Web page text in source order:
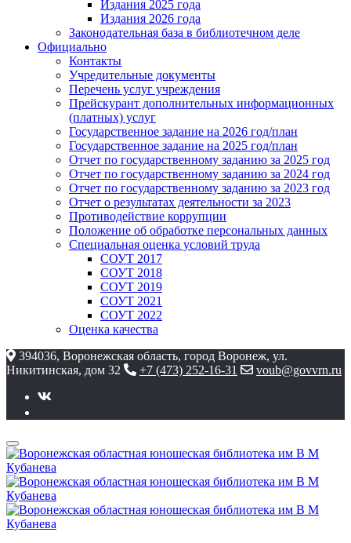
Издания 2025 года
Издания 2026 года
Законодательная база в библиотечном деле
Официально
Контакты
Учредительные документы
Перечень услуг учреждения
Прейскурант дополнительных информационных
(платных) услуг
Государственное задание на 2026 год/план
Государственное задание на 2025 год/план
Отчет по государственному заданию за 2025 год
Отчет по государственному заданию за 2024 год
Отчет по государственному заданию за 2023 год
Отчет о результатах деятельности за 2023
Противодействие коррупции
Положение об обработке персональных данных
Специальная оценка условий труда
СОУТ 2017
СОУТ 2018
СОУТ 2019
СОУТ 2021
СОУТ 2022
Оценка качества
394036, Воронежская область, город Воронеж, ул.
Никитинская, дом 32
+7 (473) 252-16-31 voub@govvrn.ru